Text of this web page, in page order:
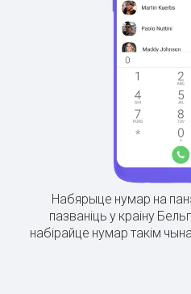
Набярыце нумар на
пазваніць у краіну
набірайце нумар такім